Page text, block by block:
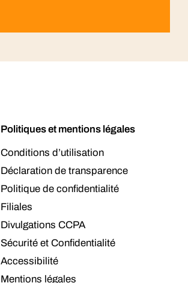
Politiques et mentions légales
Conditions d’utilisation
Déclaration de transparence
Politique de confidentialité
Filiales
Divulgations CCPA
Sécurité et Confidentialité
Accessibilité
Mentions légales